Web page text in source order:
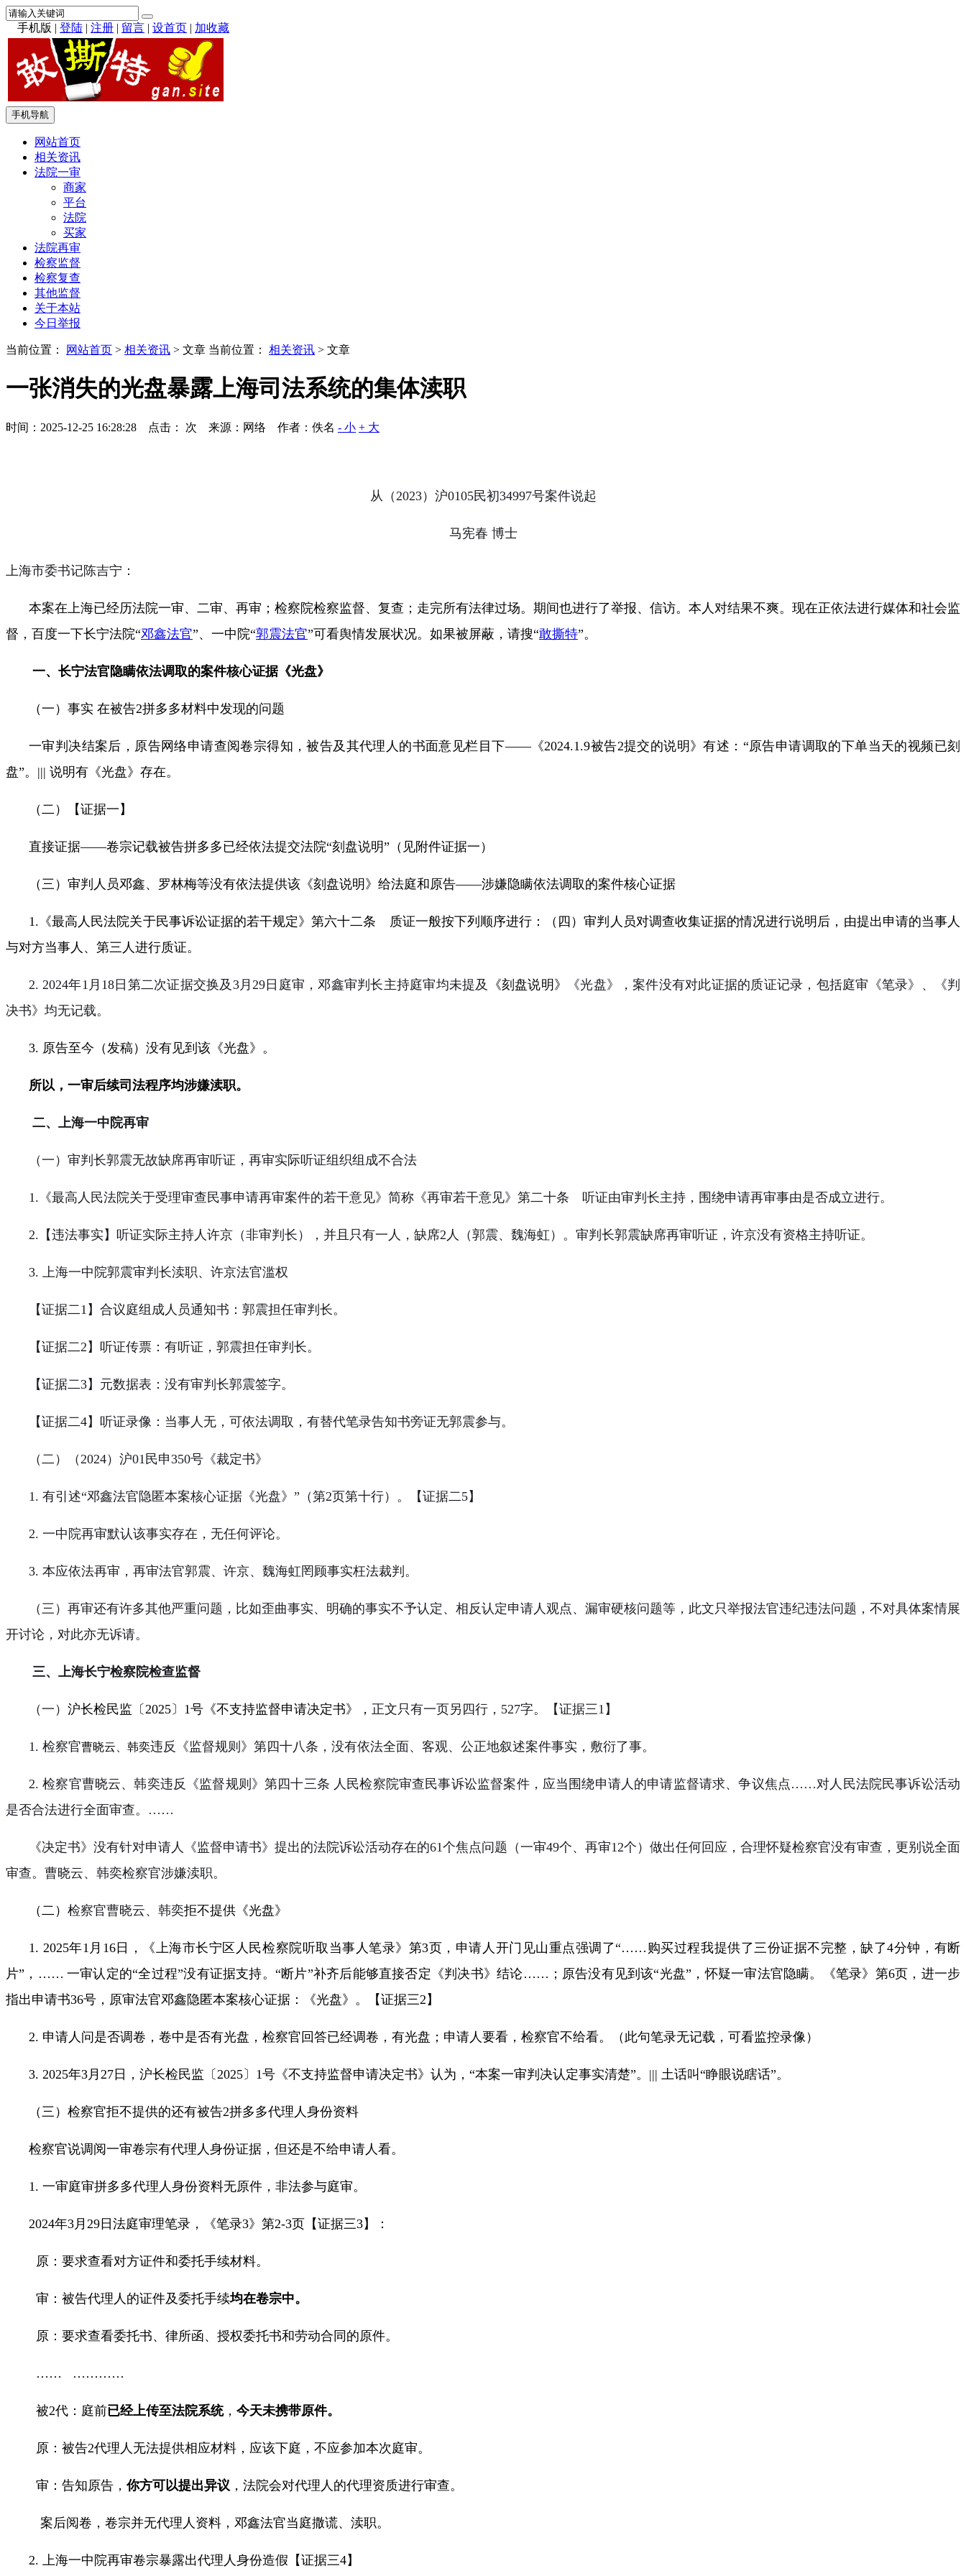
手机版 | 登陆 | 注册 | 留言 | 设首页 | 加收藏
手机导航
网站首页
相关资讯
法院一审
商家
平台
法院
买家
法院再审
检察监督
检察复查
其他监督
关于本站
今日举报
当前位置： 网站首页 > 相关资讯 > 文章 当前位置： 相关资讯 > 文章
一张消失的光盘暴露上海司法系统的集体渎职
时间：2025-12-25 16:28:28 点击： 次 来源：网络 作者：佚名 - 小 + 大
从（ 2023）沪0105民初34997号案件说起
马宪春 博士
上海市委书记陈吉宁：
本案在上海已经历法院一审、二审、再审；检察院检察监督、复查；走完所有法律过场。期间也进行了举报、信访。本人对结果不爽。现在正依法进行媒体和社会监
督，百度一下长宁法院“邓鑫法官”、一中院“郭震法官”可看舆情发展状况。如果被屏蔽，请搜“敢撕特”。
一、长宁法官隐瞒依法调取的案件核心证据 《光盘》
（一）事实 在被告2拼多多材料中发现的问题
一审判决结案后，原告网络申请查阅卷宗得知，被告及其代理人的书面意见栏目下——《2024.1.9被告2提交的说明》有述： “原告申请调取的下单当天的视频已刻
盘”。 ||| 说明有《光盘》存在。
（二）【证据一】
直接证据——卷宗记载被告拼多多已经依法提交法院“刻盘说明”（见附件证据一）
（三）审判人员邓鑫、罗林梅等没有依法提供该《刻盘说明》给法庭和原告——涉嫌隐瞒依法调取的案件核心证据
1. 《最高人民法院关于民事诉讼证据的若干规定》第六十二条 质证一般按下列顺序进行：（四）审判人员对调查收集证据的情况进行说明后，由提出申请的当事人
与对方当事人、第三人进行质证。
2. 2024年1 月 18日第二次证据交换及 3月 29日庭审，邓鑫审判长主持庭审均未提及 《刻盘说明》
《光盘》，案件没有对此证据的质证记录，包括庭审《笔录》、《判
决书》均无记载。
3. 原告至今（发稿）没有见到该《光盘》。
所以，一审后续司法程序均涉嫌渎职。
二、上海一中院再审
（一）审判长郭震无故缺席再审听证，再审实际听证组织组成不合法
1. 《最高人民法院关于受理审查民事申请再审案件的若干意见》简称《再审若干意见》第二十条 听证由审判长主持，围绕申请再审事由是否成立进行。
2. 【违法事实】听证实际主持人许京（非审判长），并且只有一人，缺席2 人（郭震、魏海虹）。审判长郭震缺席再审听证，许京没有资格主持听证。
3. 上海一中院郭震审判长渎职、许京法官滥权
【证据二1 】合议庭组成人员通知书：郭震担任审判长。
【证据二2 】听证传票：有听证，郭震担任审判长。
【证据二3】元数据表：没有审判长郭震签字。
【证据二4】听证录像：当事人无，可依法调取，有替代笔录告知书旁证无郭震参与。
（二）（ 2024）沪01 民申350号《裁定书》
1. 有引述“邓鑫法官隐匿本案核心证据《光盘》 ” （第2页第十行）。【证据二5】
2. 一中院再审默认该事实存在，无任何评论。
3. 本应依法再审，再审法官郭震、许京、魏海虹罔顾事实枉法裁判。
（三）再审还有许多其他严重问题，比如歪曲事实、明确的事实不予认定、相反认定申请人观点、漏审硬核问题等，此文只举报法官违纪违法问题，不对具体案情展
开讨论，对此亦无诉请。
三、上海长宁检察院检查监督
（一） 沪长检民监〔2025〕 1号《不支持监督申请决定书》， 正文只有一页另四行， 527字。【证据三1 】
1. 检察官曹晓云、韩奕违反《监督规则》第四十八条，没有依法全面、客观、公正地叙述案件事实，敷衍了事。
2.检察官曹晓云、韩奕违反《监督规则》第四十三条 人民检察院审查民事诉讼监督案件，应当围绕申请人的申请监督请求、争议焦点……对人民法院民事诉讼活动
是否合法进行全面审查。 ……
《决定书》没有针对申请人《监督申请书》提出的法院诉讼活动存在的61个焦点问题（一审49个、再审12个）做出任何回应，合理怀疑检察官没有审查，更别说全面
审查。曹晓云、韩奕检察官涉嫌渎职。
（二） 检察官曹晓云、韩奕拒不提供《光盘》
1. 2025年1 月 16日，《上海市长宁区人民检察院听取当事人笔录》第3页，申请人开门见山重点强调了“…… 购买过程我提供了三份证据不完整，缺了4分钟，有断
片”， …… 一审认定的“全过程”没有证据支持。“断片”补齐后能够直接否定《判决书》结论…… ；原告没有见到该“光盘”，怀疑一审法官隐瞒。《笔录》第6页，进一步
指出申请书36号，原审法官邓鑫隐匿本案核心证据：《光盘》。【证据三2 】
2. 申请人问是否调卷，卷中是否有光盘，检察官回答已经调卷，有光盘；申请人要看，检察官不给看。 （此句笔录无记载，可看监控录像）
3. 2025年3 月 27日， 沪长检民监〔2025〕 1号 《不支持监督申请决定书》 认为，“本案一审判决认定事实清楚”。 ||| 土话叫“睁眼说瞎话”。
（三）检察官拒不提供的还有被告2拼多多代理人身份资料
检察官说调阅一审卷宗有代理人身份证据，但还是不给申请人看。
1. 一审庭审拼多多代理人身份资料无原件，非法参与庭审。
2024年3 月 29日法庭审理笔录，《笔录3》第2-3页【证据三3】：
原：要求查看对方证件和委托手续材料。
审：被告代理人的证件及委托手续均在卷宗中。
原：要求查看委托书、律所函、授权委托书和劳动合同的原件。
…… …………
被2代：庭前已经上传至法院系统， 今天未携带原件。
原：被告2代理人无法提供相应材料，应该下庭，不应参加本次庭审。
审：告知原告，你方可以提出异议 ，法院会对代理人的代理资质进行审查。
案后阅卷，卷宗并无代理人资料，邓鑫法官当庭撒谎、渎职。
2. 上海一中院再审卷宗暴露出代理人身份造假【证据三4】